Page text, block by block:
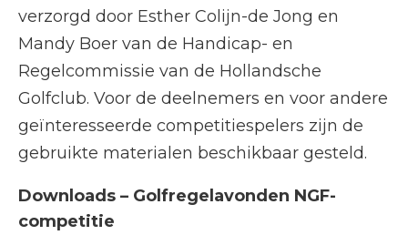
verzorgd door Esther Colijn-de Jong en
Mandy Boer van de Handicap- en
Regelcommissie van de Hollandsche
Golfclub. Voor de deelnemers en voor andere
geïnteresseerde competitiespelers zijn de
gebruikte materialen beschikbaar gesteld.
Downloads – Golfregelavonden NGF-
competitie